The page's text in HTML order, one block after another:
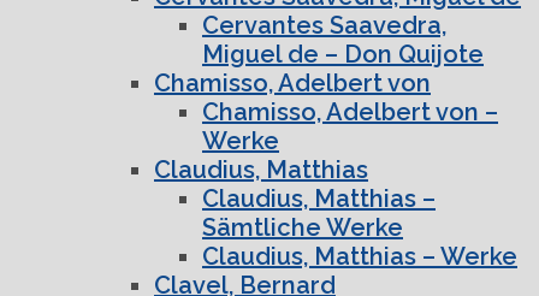
Cervantes Saavedra,
Miguel de – Don Quijote
Chamisso, Adelbert von
Chamisso, Adelbert von –
Werke
Claudius, Matthias
Claudius, Matthias –
Sämtliche Werke
Claudius, Matthias – Werke
Clavel, Bernard